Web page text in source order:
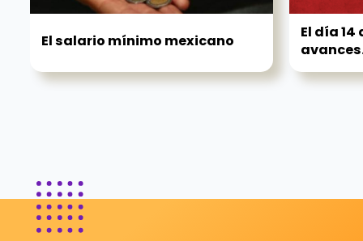
El salario mínimo mexicano
El día 14